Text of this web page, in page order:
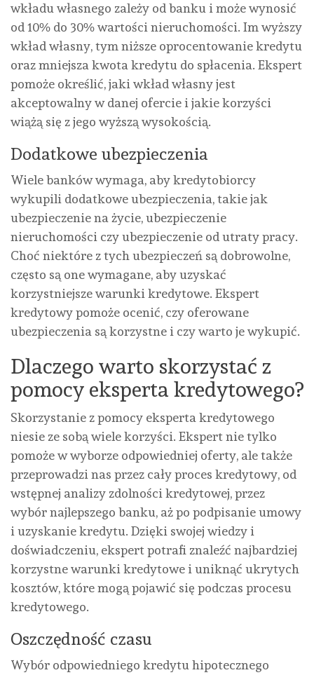
wkładu własnego zależy od banku i może wynosić
od 10% do 30% wartości nieruchomości. Im wyższy
wkład własny, tym niższe oprocentowanie kredytu
oraz mniejsza kwota kredytu do spłacenia. Ekspert
pomoże określić, jaki wkład własny jest
akceptowalny w danej ofercie i jakie korzyści
wiążą się z jego wyższą wysokością.
Dodatkowe ubezpieczenia
Wiele banków wymaga, aby kredytobiorcy
wykupili dodatkowe ubezpieczenia, takie jak
ubezpieczenie na życie, ubezpieczenie
nieruchomości czy ubezpieczenie od utraty pracy.
Choć niektóre z tych ubezpieczeń są dobrowolne,
często są one wymagane, aby uzyskać
korzystniejsze warunki kredytowe. Ekspert
kredytowy pomoże ocenić, czy oferowane
ubezpieczenia są korzystne i czy warto je wykupić.
Dlaczego warto skorzystać z
pomocy eksperta kredytowego?
Skorzystanie z pomocy eksperta kredytowego
niesie ze sobą wiele korzyści. Ekspert nie tylko
pomoże w wyborze odpowiedniej oferty, ale także
przeprowadzi nas przez cały proces kredytowy, od
wstępnej analizy zdolności kredytowej, przez
wybór najlepszego banku, aż po podpisanie umowy
i uzyskanie kredytu. Dzięki swojej wiedzy i
doświadczeniu, ekspert potrafi znaleźć najbardziej
korzystne warunki kredytowe i uniknąć ukrytych
kosztów, które mogą pojawić się podczas procesu
kredytowego.
Oszczędność czasu
Wybór odpowiedniego kredytu hipotecznego